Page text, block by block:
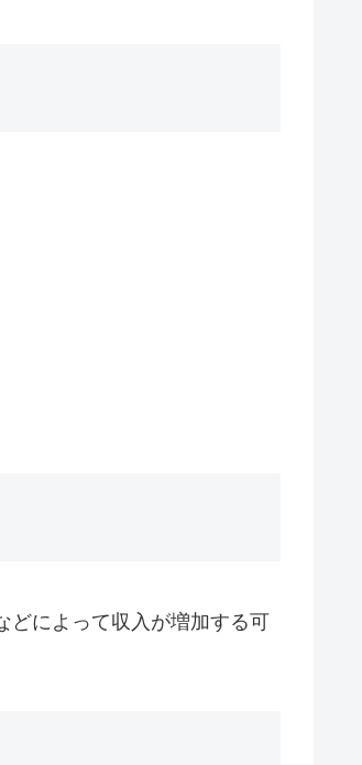
どによって収入が増加する可